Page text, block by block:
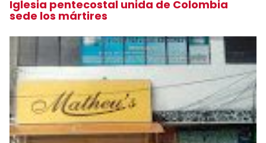
Iglesia pentecostal unida de Colombia
sede los mártires